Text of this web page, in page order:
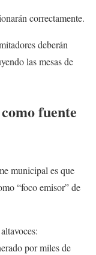
correctamente.
deberán
las mesas de
fuente
municipal es que
“foco emisor” de
por miles de